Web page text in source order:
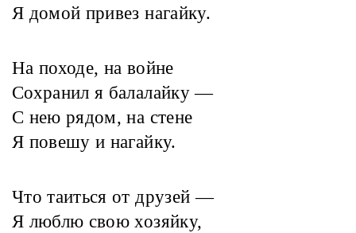
Я домой привез нагайку.
На походе, на войне
Сохранил я балалайку —
С нею рядом, на стене
Я повешу и нагайку.
Что таиться от друзей —
Я люблю свою хозяйку,